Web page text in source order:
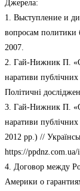
Джерела:
1. Выступление и
вопросам политики
2007.
2. Гай-Нижник П.
наративи
Політичні
3. Гай-Нижник П.
наративи
2012 рр.) //
https://
4. Договор между
Америки о